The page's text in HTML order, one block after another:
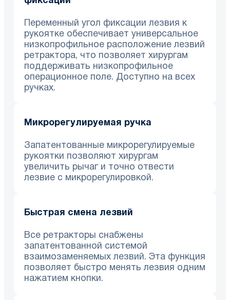
Переменный угол фиксации лезвия к
рукоятке обеспечивает универсальное
низкопрофильное расположение лезвий
ретрактора, что позволяет хирургам
поддерживать низкопрофильное
операционное поле. Доступно на всех
ручках.
Микрорегулируемая ручка
Запатентованные микрорегулируемые
рукоятки позволяют хирургам
увеличить рычаг и точно отвести
лезвие с микрорегулировкой.
Быстрая смена лезвий
Все ретракторы снабжены
запатентованной системой
взаимозаменяемых лезвий. Эта функция
позволяет быстро менять лезвия одним
нажатием кнопки.